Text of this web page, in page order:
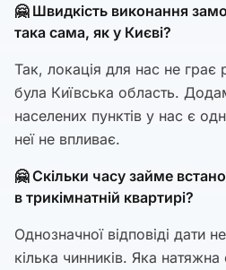
🤗 Швидкість виконання
така сама, як у Києві?
Так, локація для нас не грає
була Київська область.
населених пунктів у нас є
неї не впливає.
🤗 Скільки часу займе
в трикімнатній квартирі?
Однозначної відповіді дати
кілька чинників. Яка